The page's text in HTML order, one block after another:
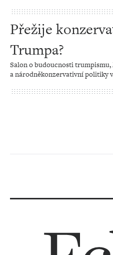
Přežije
Trumpa?
Salon o budoucnosti
a národněkonzervativní politiky